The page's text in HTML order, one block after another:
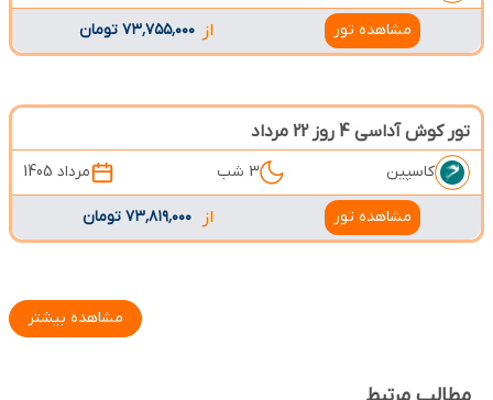
مشاهده تور از ۷۳٬۷۵۵٬۰۰۰ تومان
تور کوش آداسی 4 روز 22 مرداد
کاسپین 3 شب مرداد 1405
مشاهده تور از ۷۳٬۸۱۹٬۰۰۰ تومان
مشاهده بیشتر